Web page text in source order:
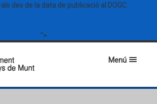
des de la data de publicació al DOGC.
">
Menú